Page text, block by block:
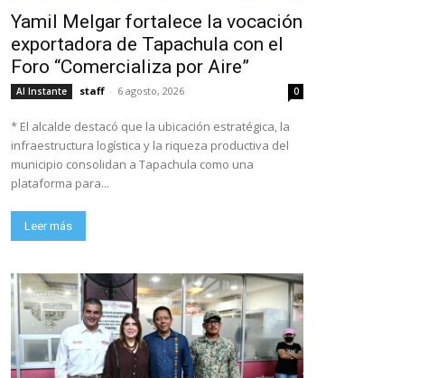
Yamil Melgar fortalece la vocación
exportadora de Tapachula con el
Foro “Comercializa por Aire”
Al Instante staff - 6 agosto, 2026 0
* El alcalde destacó que la ubicación estratégica, la
infraestructura logística y la riqueza productiva del
municipio consolidan a Tapachula como una
plataforma para...
Leer más